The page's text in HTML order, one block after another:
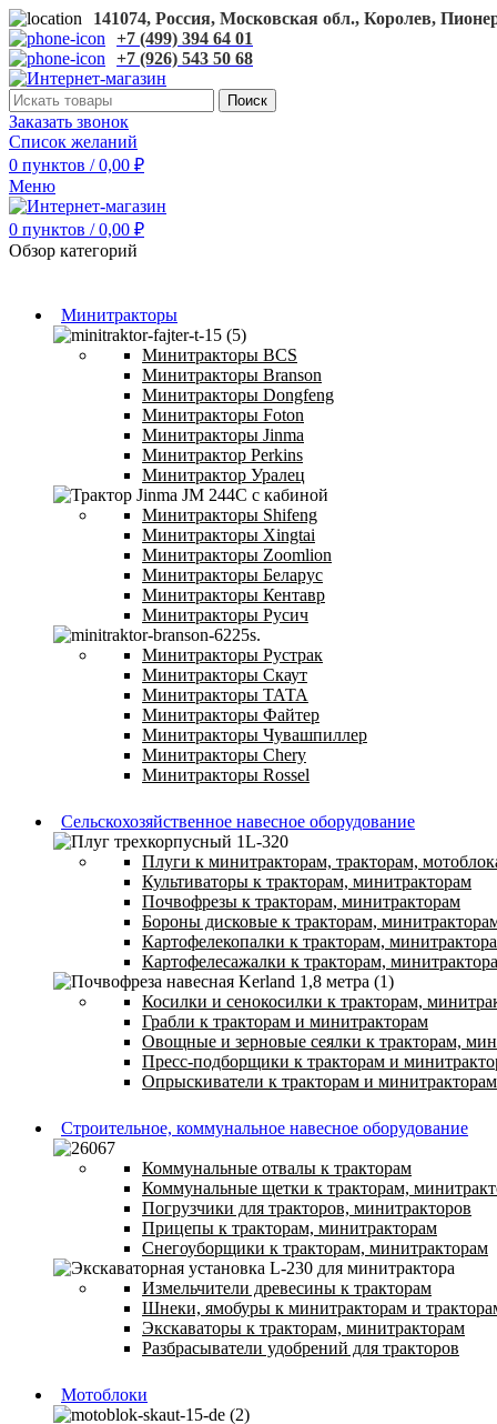
141074, Россия, Московская обл., Королев,
+7 (499) 394 64 01
+7 (926) 543 50 68
Поиск
Заказать звонок
Список желаний
0 пунктов / 0,00 ₽
Меню
0 пунктов / 0,00 ₽
Обзор категорий
Минитракторы
Минитракторы BCS
Минитракторы Branson
Минитракторы Dongfeng
Минитракторы Foton
Минитракторы Jinma
Минитрактор Perkins
Минитрактор Уралец
Минитракторы Shifeng
Минитракторы Xingtai
Минитракторы Zoomlion
Минитракторы Беларус
Минитракторы Кентавр
Минитракторы Русич
Минитракторы Рустрак
Минитракторы Скаут
Минитракторы ТАТА
Минитракторы Файтер
Минитракторы Чувашпиллер
Минитракторы Chery
Минитракторы Rossel
Сельскохозяйственное навесное оборудование
Плуги к минитракторам, тракторам,
Культиваторы к тракторам, минитракторам
Почвофрезы к тракторам, минитракторам
Бороны дисковые к тракторам,
Картофелекопалки к тракторам,
Картофелесажалки к тракторам,
Косилки и сенокосилки к тракторам,
Грабли к тракторам и минитракторам
Овощные и зерновые сеялки к тракторам,
Пресс-подборщики к тракторам и
Опрыскиватели к тракторам и минитракторам
Строительное, коммунальное навесное оборудование
Коммунальные отвалы к тракторам
Коммунальные щетки к тракторам,
Погрузчики для тракторов, минитракторов
Прицепы к тракторам, минитракторам
Снегоуборщики к тракторам, минитракторам
Измельчители древесины к тракторам
Шнеки, ямобуры к минитракторам и
Экскаваторы к тракторам, минитракторам
Разбрасыватели удобрений для тракторов
Мотоблоки